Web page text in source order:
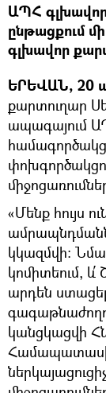
ԱՊՀ
ընթացքում
գլխավոր
ԵՐԵՎԱՆ, 20
քարտուղար
ապագայում
«Մենք հույս
ամրապնդմանն
կկազմվի։
կոմիտեում, և՛
արդեն
կանցկացվի